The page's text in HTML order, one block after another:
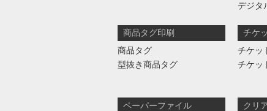
デジタ
商品タグ印刷
商品タグ
型抜き商品タグ
チケ
チケッ
チケッ
ペーパーファイル
クリ